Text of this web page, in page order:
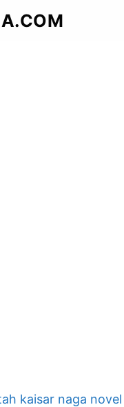
kaisar naga novel